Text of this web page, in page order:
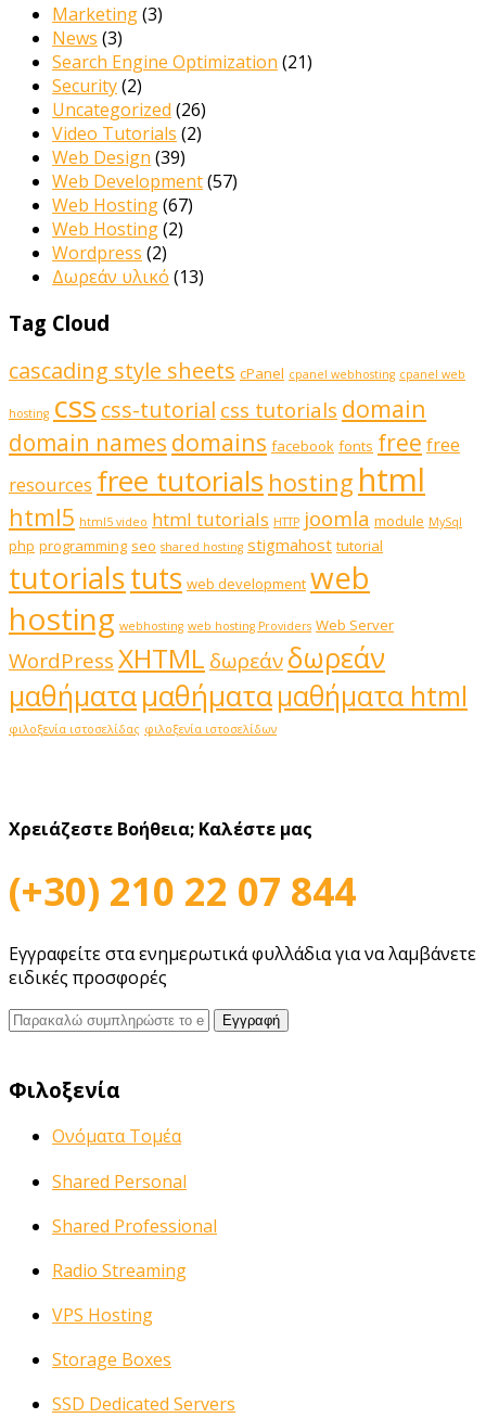
Marketing(3)
News (3)
Search Engine Optimization (21)
Security(2)
Uncategorized (26)
Video Tutorials (2)
Web Design (39)
Web Development(57)
Web Hosting(67)
Web Hosting(2)
Wordpress (2)
Δωρεάν υλικό (13)
Tag Cloud
cascading style sheets cPanel cpanel webhosting cpanel web
hosting css css-tutorial css tutorials domain
domain names domains facebook fonts free free
resources free tutorials hosting html
html5 html5 video html tutorials HTTP joomla module MySql
php programming seo shared hosting stigmahost tutorial
tutorialstuts web development web
hosting webhosting web hosting Providers Web Server
WordPressXHTML δωρεάνδωρεάν
μαθήματαμαθήματαμαθήματα html
φιλοξενία ιστοσελίδας φιλοξενία ιστοσελίδων
Χρειάζεστε Βοήθεια; Καλέστε μας
(+30) 210 22 07 844
Εγγραφείτε στα ενημερωτικά φυλλάδια για να λαμβάνετε
ειδικές προσφορές
Φιλοξενία
Ονόματα Τομέα
Shared Personal
Shared Professional
Radio Streaming
VPS Hosting
Storage Boxes
SSD Dedicated Servers